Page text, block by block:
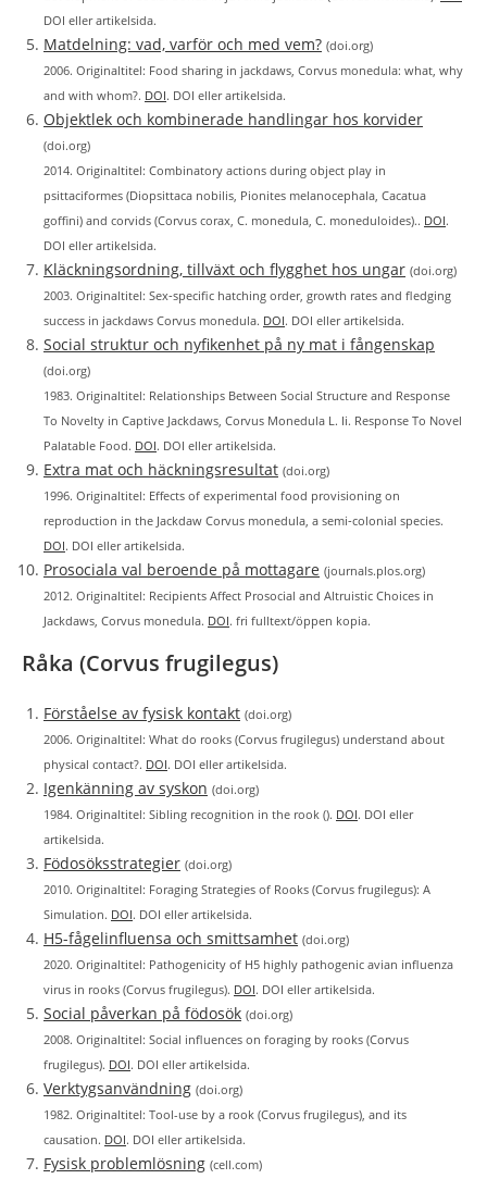
DOI eller artikelsida.
Matdelning: vad, varför och med vem? (doi.org)
2006. Originaltitel: Food sharing in jackdaws, Corvus monedula: what, why
and with whom?. DOI. DOI eller artikelsida.
Objektlek och kombinerade handlingar hos korvider
(doi.org)
2014. Originaltitel: Combinatory actions during object play in
psittaciformes (Diopsittaca nobilis, Pionites melanocephala, Cacatua
goffini) and corvids (Corvus corax, C. monedula, C. moneduloides).. DOI.
DOI eller artikelsida.
Kläckningsordning, tillväxt och flygghet hos ungar (doi.org)
2003. Originaltitel: Sex‐specific hatching order, growth rates and fledging
success in jackdaws Corvus monedula. DOI. DOI eller artikelsida.
Social struktur och nyfikenhet på ny mat i fångenskap
(doi.org)
1983. Originaltitel: Relationships Between Social Structure and Response
To Novelty in Captive Jackdaws, Corvus Monedula L. Ii. Response To Novel
Palatable Food. DOI. DOI eller artikelsida.
Extra mat och häckningsresultat (doi.org)
1996. Originaltitel: Effects of experimental food provisioning on
reproduction in the Jackdaw Corvus monedula, a semi‐colonial species.
DOI. DOI eller artikelsida.
Prosociala val beroende på mottagare (journals.plos.org)
2012. Originaltitel: Recipients Affect Prosocial and Altruistic Choices in
Jackdaws, Corvus monedula. DOI. fri fulltext/öppen kopia.
Råka (Corvus frugilegus)
Förståelse av fysisk kontakt (doi.org)
2006. Originaltitel: What do rooks (Corvus frugilegus) understand about
physical contact?. DOI. DOI eller artikelsida.
Igenkänning av syskon (doi.org)
1984. Originaltitel: Sibling recognition in the rook (). DOI. DOI eller
artikelsida.
Födosöksstrategier (doi.org)
2010. Originaltitel: Foraging Strategies of Rooks (Corvus frugilegus): A
Simulation. DOI. DOI eller artikelsida.
H5-fågelinfluensa och smittsamhet (doi.org)
2020. Originaltitel: Pathogenicity of H5 highly pathogenic avian influenza
virus in rooks (Corvus frugilegus). DOI. DOI eller artikelsida.
Social påverkan på födosök (doi.org)
2008. Originaltitel: Social influences on foraging by rooks (Corvus
frugilegus). DOI. DOI eller artikelsida.
Verktygsanvändning (doi.org)
1982. Originaltitel: Tool-use by a rook (Corvus frugilegus), and its
causation. DOI. DOI eller artikelsida.
Fysisk problemlösning (cell.com)